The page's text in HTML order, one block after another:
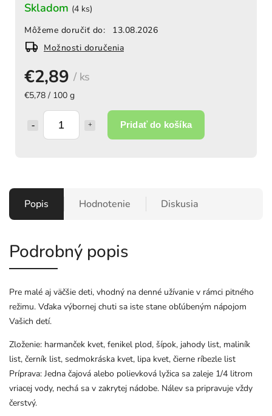
€2,89/ ks
€5,78 / 100 g
Pridať do košíka
Skladom (4 ks)
Môžeme doručiť do:
13.08.2026
Možnosti doručenia
Popis Hodnotenie Diskusia
Podrobný popis
Pre malé aj väčšie deti, vhodný na denné užívanie v rámci pitného
režimu. Vďaka výbornej chuti sa iste stane obľúbeným nápojom
Vašich detí.
Zloženie: harmanček kvet, fenikel plod, šípok, jahody list, maliník
list, černík list, sedmokráska kvet, lipa kvet, čierne ríbezle list
Príprava: Jedna čajová alebo polievková lyžica sa zaleje 1/4 litrom
vriacej vody, nechá sa v zakrytej nádobe. Nálev sa pripravuje vždy
čerstvý.